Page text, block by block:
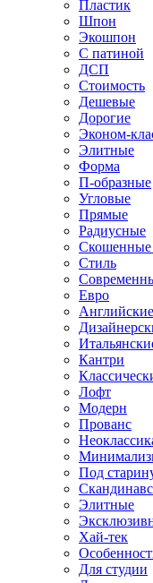
Пластик
Шпон
Экошпон
С патиной
ДСП
Стоимость
Дешевые
Дорогие
Эконом-
Элитные
Форма
П-образные
Угловые
Прямые
Радиусные
Скошенные
Стиль
Евро
Английские
Кантри
Лофт
Модерн
Прованс
Под
Элитные
Хай-тек
Для студии